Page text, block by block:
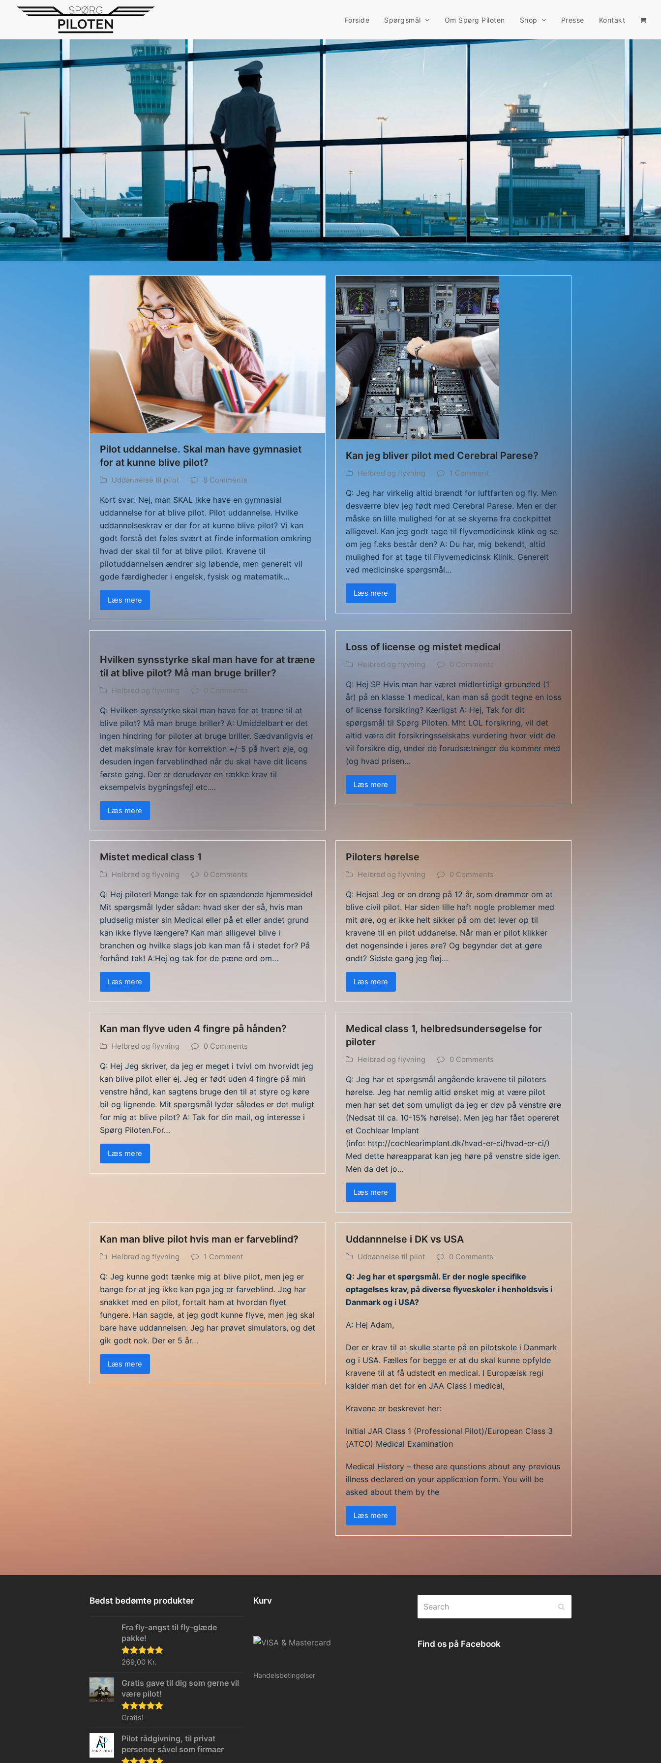
Forside Spørgsmål Om Spørg Piloten Shop Presse Kontakt
Pilot uddannelse. Skal man have gymnasiet
for at kunne blive pilot?
Uddannelse til pilot 8 Comments
Kort svar: Nej, man SKAL ikke have en gymnasial
uddannelse for at blive pilot. Pilot uddannelse. Hvilke
uddannelseskrav er der for at kunne blive pilot? Vi kan
godt forstå det føles svært at finde information omkring
hvad der skal til for at blive pilot. Kravene til
pilotuddannelsen ændrer sig løbende, men generelt vil
gode færdigheder i engelsk, fysisk og matematik…
Læs mere
Kan jeg bliver pilot med Cerebral Parese?
Helbred og flyvning 1 Comment
Q: Jeg har virkelig altid brændt for luftfarten og fly. Men
desværre blev jeg født med Cerebral Parese. Men er der
måske en lille mulighed for at se skyerne fra cockpittet
alligevel. Kan jeg godt tage til flyvemedicinsk klink og se
om jeg f.eks består den? A: Du har, mig bekendt, altid
mulighed for at tage til Flyvemedicinsk Klinik. Generelt
ved medicinske spørgsmål…
Læs mere
Hvilken synsstyrke skal man have for at træne
til at blive pilot? Må man bruge briller?
Helbred og flyvning 0 Comments
Q: Hvilken synsstyrke skal man have for at træne til at
blive pilot? Må man bruge briller? A: Umiddelbart er det
ingen hindring for piloter at bruge briller. Sædvanligvis er
det maksimale krav for korrektion +/-5 på hvert øje, og
desuden ingen farveblindhed når du skal have dit licens
første gang. Der er derudover en række krav til
eksempelvis bygningsfejl etc.…
Læs mere
Loss of license og mistet medical
Helbred og flyvning 0 Comments
Q: Hej SP Hvis man har været midlertidigt grounded (1
år) på en klasse 1 medical, kan man så godt tegne en loss
of license forsikring? Kærligst A: Hej, Tak for dit
spørgsmål til Spørg Piloten. Mht LOL forsikring, vil det
altid være dit forsikringsselskabs vurdering hvor vidt de
vil forsikre dig, under de forudsætninger du kommer med
(og hvad prisen…
Læs mere
Mistet medical class 1
Helbred og flyvning 0 Comments
Q: Hej piloter! Mange tak for en spændende hjemmeside!
Mit spørgsmål lyder sådan: hvad sker der så, hvis man
pludselig mister sin Medical eller på et eller andet grund
kan ikke flyve længere? Kan man alligevel blive i
branchen og hvilke slags job kan man få i stedet for? På
forhånd tak! A:Hej og tak for de pæne ord om…
Læs mere
Piloters hørelse
Helbred og flyvning 0 Comments
Q: Hejsa! Jeg er en dreng på 12 år, som drømmer om at
blive civil pilot. Har siden lille haft nogle problemer med
mit øre, og er ikke helt sikker på om det lever op til
kravene til en pilot uddanelse. Når man er pilot klikker
det nogensinde i jeres øre? Og begynder det at gøre
ondt? Sidste gang jeg fløj…
Læs mere
Kan man flyve uden 4 fingre på hånden?
Helbred og flyvning 0 Comments
Q: Hej Jeg skriver, da jeg er meget i tvivl om hvorvidt jeg
kan blive pilot eller ej. Jeg er født uden 4 fingre på min
venstre hånd, kan sagtens bruge den til at styre og køre
bil og lignende. Mit spørgsmål lyder således er det muligt
for mig at blive pilot? A: Tak for din mail, og interesse i
Spørg Piloten.For…
Læs mere
Medical class 1, helbredsundersøgelse for
piloter
Helbred og flyvning 0 Comments
Q: Jeg har et spørgsmål angående kravene til piloters
hørelse. Jeg har nemlig altid ønsket mig at være pilot
men har set det som umuligt da jeg er døv på venstre øre
(Nedsat til ca. 10-15% hørelse). Men jeg har fået opereret
et Cochlear Implant
(info: http://cochlearimplant.dk/hvad-er-ci/hvad-er-ci/)
Med dette høreapparat kan jeg høre på venstre side igen.
Men da det jo…
Læs mere
Kan man blive pilot hvis man er farveblind?
Helbred og flyvning 1 Comment
Q: Jeg kunne godt tænke mig at blive pilot, men jeg er
bange for at jeg ikke kan pga jeg er farveblind. Jeg har
snakket med en pilot, fortalt ham at hvordan flyet
fungere. Han sagde, at jeg godt kunne flyve, men jeg skal
bare have uddannelsen. Jeg har prøvet simulators, og det
gik godt nok. Der er 5 år…
Læs mere
Uddannnelse i DK vs USA
Uddannelse til pilot 0 Comments
Q: Jeg har et spørgsmål. Er der nogle specifike
optagelses krav, på diverse flyveskoler i henholdsvis i
Danmark og i USA?
A: Hej Adam,
Der er krav til at skulle starte på en pilotskole i Danmark
og i USA. Fælles for begge er at du skal kunne opfylde
kravene til at få udstedt en medical. I Europæisk regi
kalder man det for en JAA Class I medical,
Kravene er beskrevet her:
Initial JAR Class 1 (Professional Pilot)/European Class 3
(ATCO) Medical Examination
Medical History – these are questions about any previous
illness declared on your application form. You will be
asked about them by the
Læs mere
Bedst bedømte produkter
Fra fly-angst til fly-glæde
pakke!
Vurderet
269,00 Kr.
Gratis gave til dig som gerne vil
være pilot!
Vurderet
Gratis!
Pilot rådgivning, til privat
personer såvel som firmaer
Kurv
Handelsbetingelser
Find os på Facebook